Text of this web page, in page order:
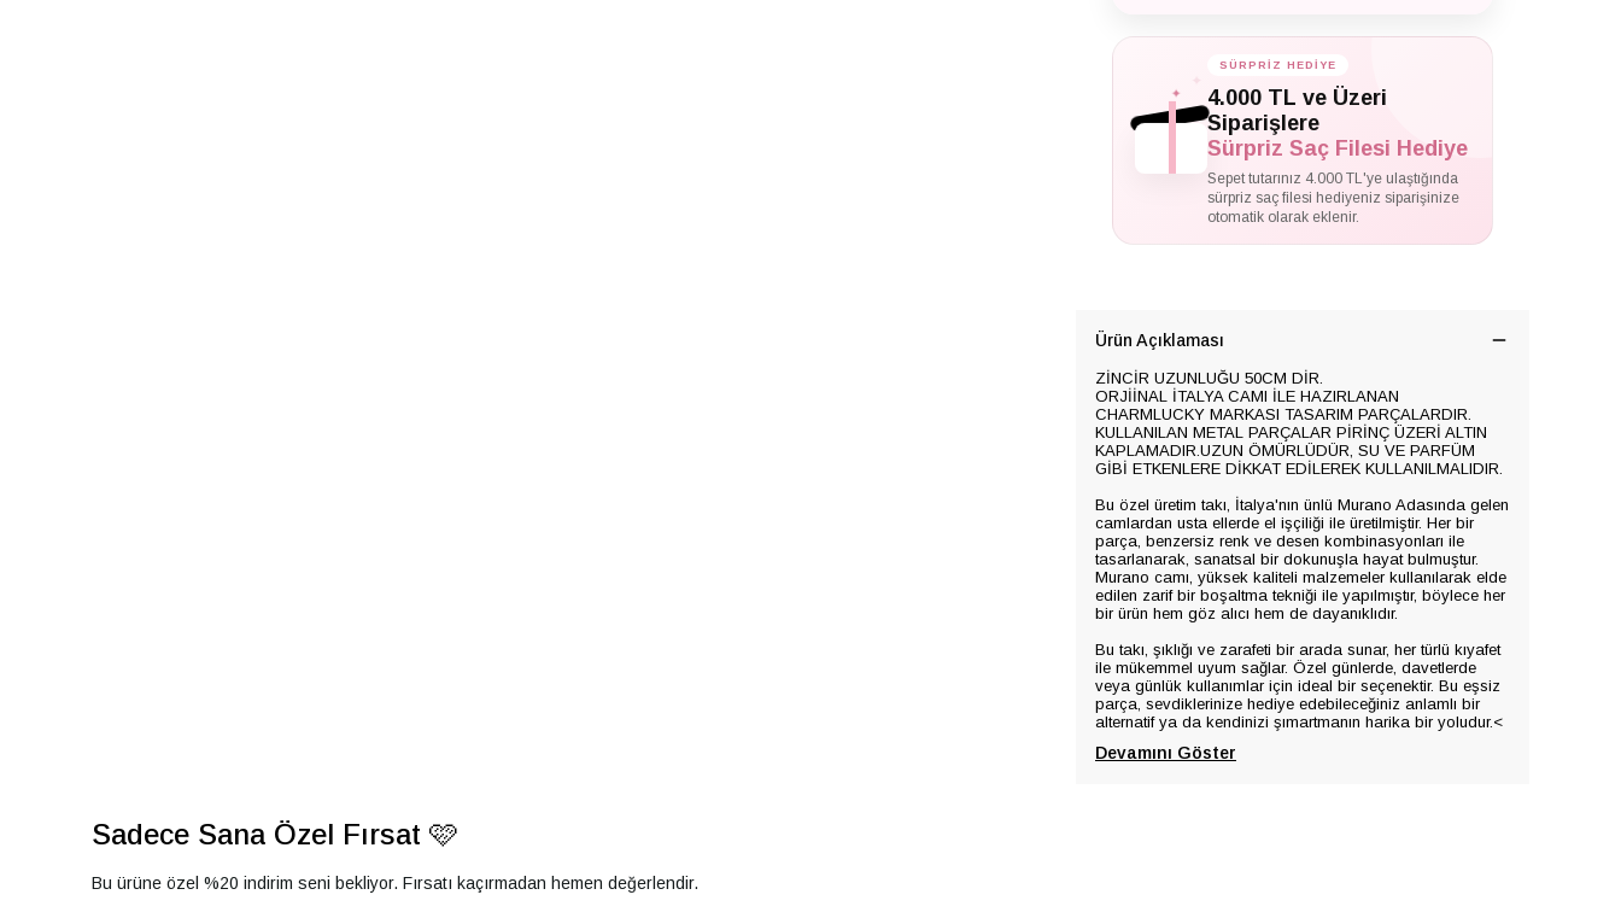
✦
SÜRPRİZ HEDİYE
4.000 TL ve Üzeri
Siparişlere
Sürpriz Saç Filesi Hediye
Sepet tutarınız 4.000 TL'ye ulaştığında
sürpriz saç filesi hediyeniz siparişinize
otomatik olarak eklenir.
Ürün Açıklaması
ZİNCİR UZUNLUĞU 50CM DİR.
ORJİİNAL İTALYA CAMI İLE HAZIRLANAN
CHARMLUCKY MARKASI TASARIM PARÇALARDIR.
KULLANILAN METAL PARÇALAR PİRİNÇ ÜZERİ ALTIN
KAPLAMADIR.UZUN ÖMÜRLÜDÜR, SU VE PARFÜM
GİBİ ETKENLERE DİKKAT EDİLEREK KULLANILMALIDIR.
Bu özel üretim takı, İtalya'nın ünlü Murano Adasında gelen
camlardan usta ellerde el işçiliği ile üretilmiştir. Her bir
parça, benzersiz renk ve desen kombinasyonları ile
tasarlanarak, sanatsal bir dokunuşla hayat bulmuştur.
Murano camı, yüksek kaliteli malzemeler kullanılarak elde
edilen zarif bir boşaltma tekniği ile yapılmıştır, böylece her
bir ürün hem göz alıcı hem de dayanıklıdır.
Bu takı, şıklığı ve zarafeti bir arada sunar, her türlü kıyafet
ile mükemmel uyum sağlar. Özel günlerde, davetlerde
veya günlük kullanımlar için ideal bir seçenektir. Bu eşsiz
parça, sevdiklerinize hediye edebileceğiniz anlamlı bir
alternatif ya da kendinizi şımartmanın harika bir yoludur.<
Devamını Göster
Sadece Sana Özel Fırsat 🩷
Bu ürüne özel %20 indirim seni bekliyor. Fırsatı kaçırmadan hemen değerlendir.